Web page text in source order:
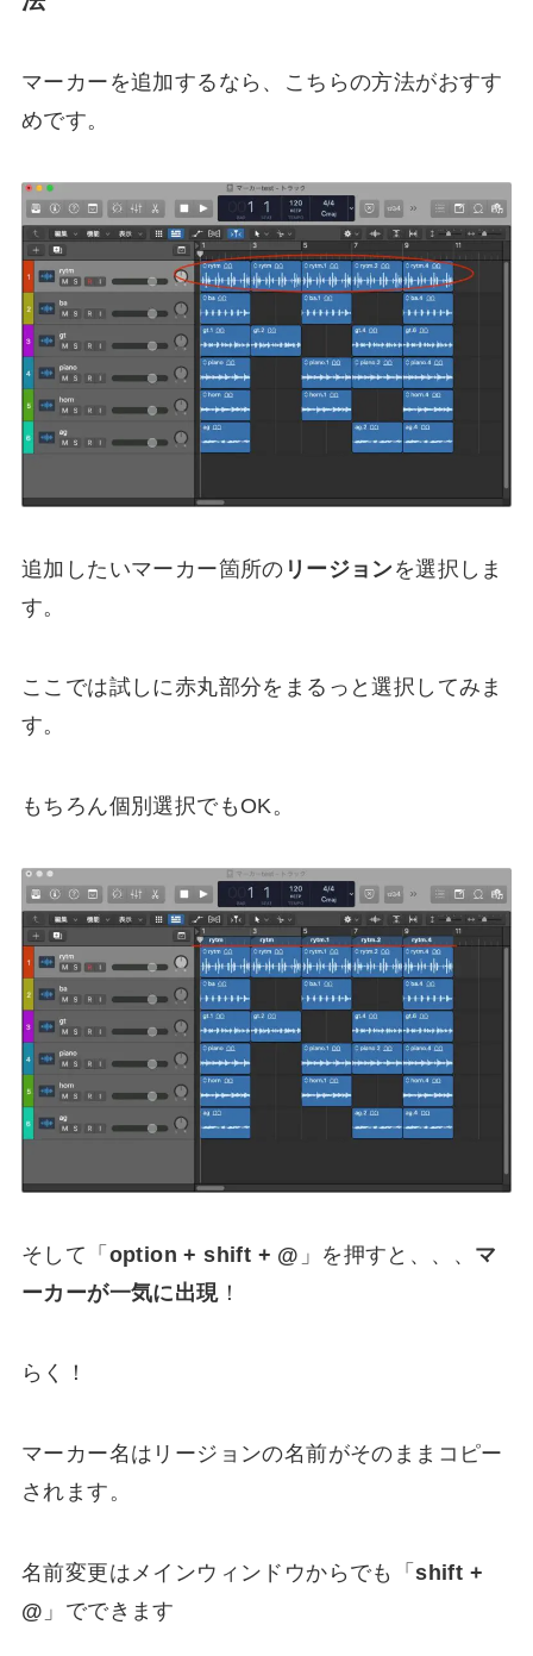
マーカーを追加するなら、こちらの方法がおすす
めです。
追加したいマーカー箇所の リージョンを選択しま
す。
ここでは試しに赤丸部分をまるっと選択してみま
す。
もちろん個別選択でもOK。
そして「 option + shift + @ 」を押すと、、、 マ
ーカーが一気に出現！
らく！
マーカー名はリージョンの名前がそのままコピー
されます。
名前変更はメインウィンドウからでも「shift +
@ 」でできます